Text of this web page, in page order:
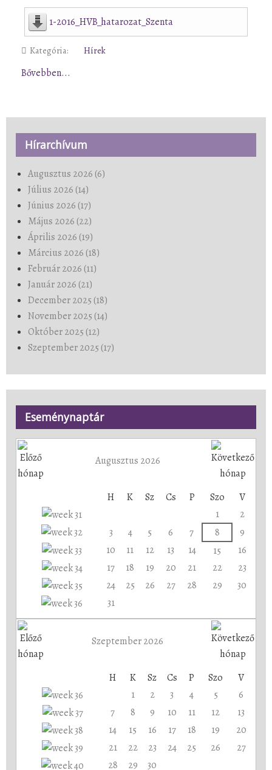
1-2016_HVB_hatarozat_Szenta
Kategória: Hírek
Bővebben...
Hírarchívum
Augusztus 2026 (6)
Július 2026 (14)
Június 2026 (17)
Május 2026 (22)
Április 2026 (19)
Március 2026 (18)
Február 2026 (11)
Január 2026 (21)
December 2025 (18)
November 2025 (14)
Október 2025 (12)
Szeptember 2025 (17)
Eseménynaptár
Augusztus 2026
H K Sz Cs P Szo
V
1
2
3
4 5 6 7 8
9
10
11 12 13 14 15
16
17
18 19 20 21 22
23
24
25 26 27 28 29
30
31
Szeptember 2026
H K Sz Cs P Szo
V
1
2 3 4 5
6
7
8 9 10 11 12
13
14
15 16 17 18 19
20
21
22 23 24 25 26
27
28
29 30